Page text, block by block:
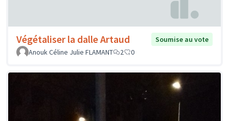
Végétaliser la dalle Artaud
Soumise au vote
Anouk Céline Julie FLAMANT
2 0